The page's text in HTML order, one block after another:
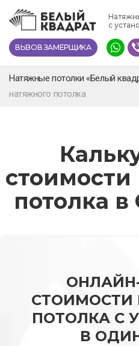
Перейти
основному
содержанию
с
ВЫЗОВ ЗАМЕРЩИКА
Натяжные потолки «Белый
натяжного потолка
потолка
СТОИМОСТИ
ПОТОЛКА С
В